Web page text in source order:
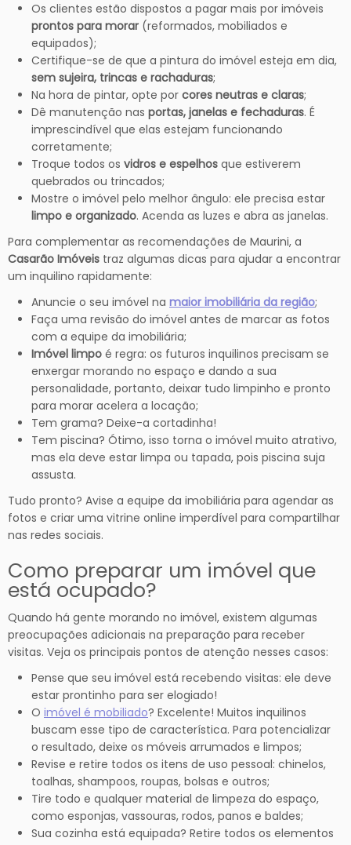
Os clientes estão dispostos a pagar mais por imóveis
prontos para morar (reformados, mobiliados e
equipados);
Certifique-se de que a pintura do imóvel esteja em dia,
sem sujeira, trincas e rachaduras;
Na hora de pintar, opte por cores neutras e claras;
Dê manutenção nas portas, janelas e fechaduras. É
imprescindível que elas estejam funcionando
corretamente;
Troque todos os vidros e espelhos que estiverem
quebrados ou trincados;
Mostre o imóvel pelo melhor ângulo: ele precisa estar
limpo e organizado. Acenda as luzes e abra as janelas.
Para complementar as recomendações de Maurini, a
Casarão Imóveis traz algumas dicas para ajudar a encontrar
um inquilino rapidamente:
Anuncie o seu imóvel na maior imobiliária da região;
Faça uma revisão do imóvel antes de marcar as fotos
com a equipe da imobiliária;
Imóvel limpo é regra: os futuros inquilinos precisam se
enxergar morando no espaço e dando a sua
personalidade, portanto, deixar tudo limpinho e pronto
para morar acelera a locação;
Tem grama? Deixe-a cortadinha!
Tem piscina? Ótimo, isso torna o imóvel muito atrativo,
mas ela deve estar limpa ou tapada, pois piscina suja
assusta.
Tudo pronto? Avise a equipe da imobiliária para agendar as
fotos e criar uma vitrine online imperdível para compartilhar
nas redes sociais.
Como preparar um imóvel que
está ocupado?
Quando há gente morando no imóvel, existem algumas
preocupações adicionais na preparação para receber
visitas. Veja os principais pontos de atenção nesses casos:
Pense que seu imóvel está recebendo visitas: ele deve
estar prontinho para ser elogiado!
O imóvel é mobiliado? Excelente! Muitos inquilinos
buscam esse tipo de característica. Para potencializar
o resultado, deixe os móveis arrumados e limpos;
Revise e retire todos os itens de uso pessoal: chinelos,
toalhas, shampoos, roupas, bolsas e outros;
Tire todo e qualquer material de limpeza do espaço,
como esponjas, vassouras, rodos, panos e baldes;
Sua cozinha está equipada? Retire todos os elementos